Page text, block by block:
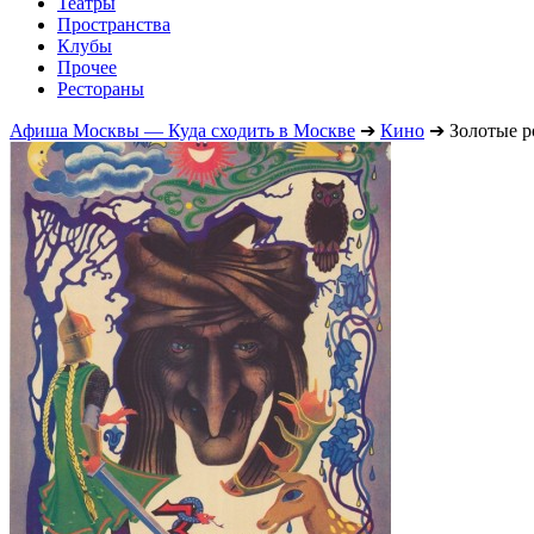
Пространства
Клубы
Прочее
Рестораны
Афиша Москвы — Куда сходить в Москве ➔ Кино ➔ Золотые